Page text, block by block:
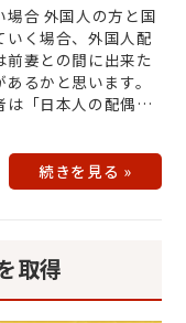
合 外国人の方と国
く場合、外国人配
妻との間に出来た
るかと思います。
は「日本人の配偶者
取得